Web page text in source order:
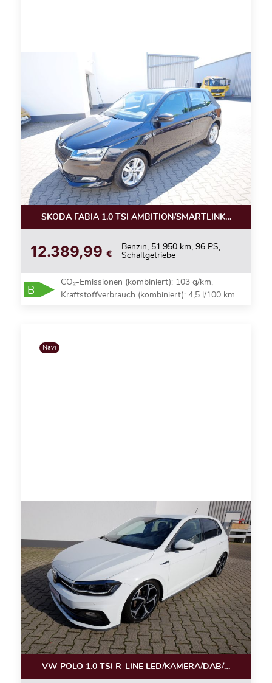
SKODA FABIA 1.0 TSI AMBITION/SMARTLINK/KAMERA/
12.389,99 €
Benzin, 51.950 km, 96 PS,
Schaltgetriebe
B
CO₂-Emissionen (kombiniert): 103 g/km,
Kraftstoffverbrauch (kombiniert): 4,5 l/100 km
Navi
VW POLO 1.0 TSI R-LINE LED/KAMERA/DAB/ACC/